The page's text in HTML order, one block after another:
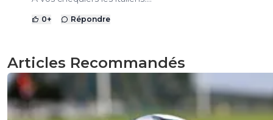
0+ Répondre
Articles Recommandés